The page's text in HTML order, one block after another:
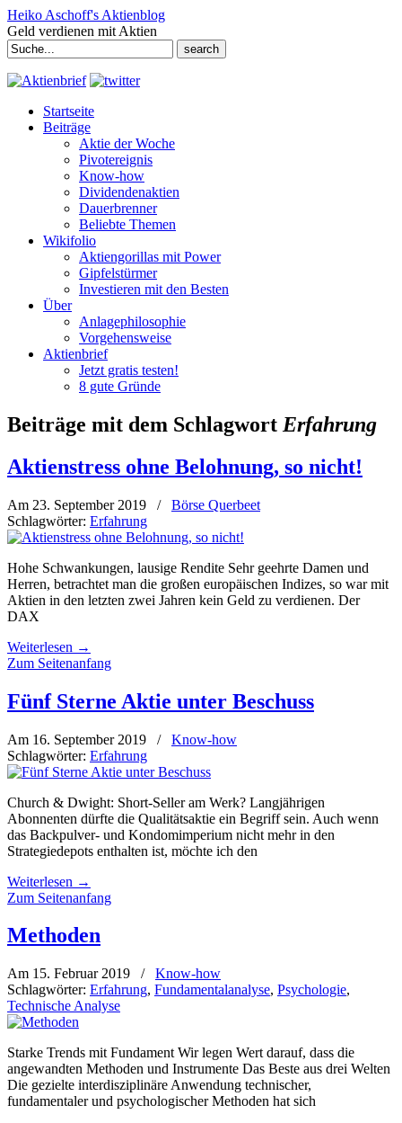
Heiko Aschoff's Aktienblog
Geld verdienen mit Aktien
Search
for:
Startseite
Beiträge
Aktie der Woche
Pivotereignis
Know-how
Dividendenaktien
Dauerbrenner
Beliebte Themen
Wikifolio
Aktiengorillas mit Power
Gipfelstürmer
Investieren mit den Besten
Über
Anlagephilosophie
Vorgehensweise
Aktienbrief
Jetzt gratis testen!
8 gute Gründe
Beiträge mit dem Schlagwort Erfahrung
Aktienstress ohne Belohnung, so nicht!
Am 23. September 2019 /
Börse Querbeet
Schlagwörter: Erfahrung
Hohe Schwankungen, lausige Rendite Sehr geehrte Damen und
Herren, betrachtet man die großen europäischen Indizes, so war mit
Aktien in den letzten zwei Jahren kein Geld zu verdienen. Der
DAX
Weiterlesen →
Zum Seitenanfang
Fünf Sterne Aktie unter Beschuss
Am 16. September 2019 /
Know-how
Schlagwörter: Erfahrung
Church & Dwight: Short-Seller am Werk? Langjährigen
Abonnenten dürfte die Qualitätsaktie ein Begriff sein. Auch wenn
das Backpulver- und Kondomimperium nicht mehr in den
Strategiedepots enthalten ist, möchte ich den
Weiterlesen →
Zum Seitenanfang
Methoden
Am 15. Februar 2019 /
Know-how
Schlagwörter: Erfahrung, Fundamentalanalyse, Psychologie,
Technische Analyse
Starke Trends mit Fundament Wir legen Wert darauf, dass die
angewandten Methoden und Instrumente Das Beste aus drei Welten
Die gezielte interdisziplinäre Anwendung technischer,
fundamentaler und psychologischer Methoden hat sich